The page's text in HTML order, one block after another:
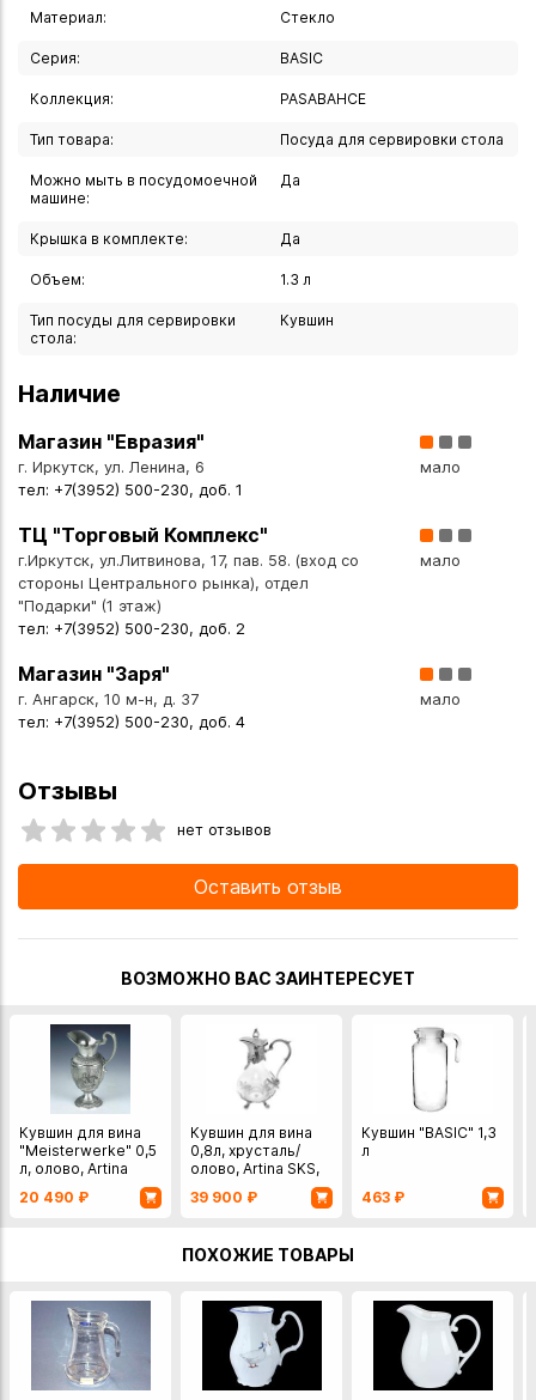
магазинах в Иркутске и в Ангарске, а также сделать заказ
в интернет-магазине с доставкой курьером по Иркутску
Материал: Стекло
Серия: BASIC
Коллекция: PASABAHCE
Тип товара: Посуда для сервировки стола
Можно мыть в посудомоечной
машине:
Да
Крышка в комплекте: Да
Объем: 1.3 л
Тип посуды для сервировки
стола:
Кувшин
Наличие
Магазин "Евразия"
г. Иркутск, ул. Ленина, 6
тел: +7(3952) 500-230, доб. 1
мало
ТЦ "Торговый Комплекс"
г.Иркутск, ул.Литвинова, 17, пав. 58. (вход со
стороны Центрального рынка), отдел
"Подарки" (1 этаж)
тел: +7(3952) 500-230, доб. 2
мало
Магазин "Заря"
г. Ангарск, 10 м-н, д. 37
тел: +7(3952) 500-230, доб. 4
мало
Отзывы
нет отзывов
Оставить отзыв
ВОЗМОЖНО ВАС ЗАИНТЕРЕСУЕТ
Кувшин для вина
"Meisterwerke" 0,5
л, олово, Artina
20 490 ₽
Кувшин для вина
0,8л, хрусталь/
олово, Artina SKS,
39 900 ₽
Кувшин "BASIC" 1,3
л
463 ₽
ПОХОЖИЕ ТОВАРЫ